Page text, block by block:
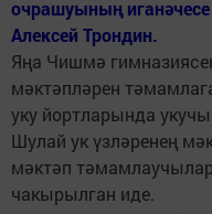
очрашуының
Алексей Трондин.
Яңа Чишмә
мәктәпләрен
уку йортларында
Шулай ук үзләренең
мәктәп
чакырылган иде.